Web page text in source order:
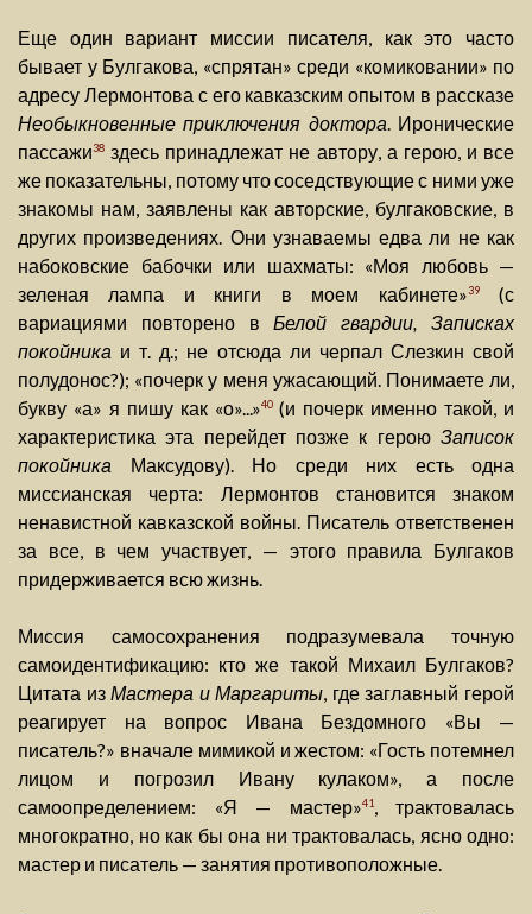
Еще один вариант миссии писателя, как это часто
бывает у Булгакова, «спрятан» среди «комиковании» по
адресу Лермонтова с его кавказским опытом в рассказе
Необыкновенные приключения доктора. Иронические
пассажи38 здесь принадлежат не автору, а герою, и все
же показательны, потому что соседствующие с ними уже
знакомы нам, заявлены как авторские, булгаковские, в
других произведениях. Они узнаваемы едва ли не как
набоковские бабочки или шахматы: «Моя любовь —
зеленая лампа и книги в моем кабинете»39(с
вариациями повторено вБелой гвардии, Записках
покойника и т. д.; не отсюда ли черпал Слезкин свой
полудонос?); «почерк у меня ужасающий. Понимаете ли,
букву «а» я пишу как «о»...»40(и почерк именно такой, и
характеристика эта перейдет позже к герою Записок
покойника Максудову). Но среди них есть одна
миссианская черта: Лермонтов становится знаком
ненавистной кавказской войны. Писатель ответственен
за все, в чем участвует, — этого правила Булгаков
придерживается всю жизнь.
Миссия самосохранения подразумевала точную
самоидентификацию: кто же такой Михаил Булгаков?
Цитата изМастера и Маргариты, где заглавный герой
реагирует на вопрос Ивана Бездомного «Вы —
писатель?» вначале мимикой и жестом: «Гость потемнел
лицом и погрозил Ивану кулаком», а после
самоопределением: «Я — мастер»41, трактовалась
многократно, но как бы она ни трактовалась, ясно одно:
мастер и писатель — занятия противоположные.